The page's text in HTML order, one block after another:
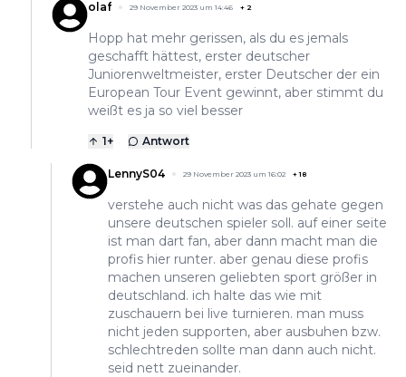
olaf 29 November 2023 um 14:46 + 2
Hopp hat mehr gerissen, als du es jemals
geschafft hättest, erster deutscher
Juniorenweltmeister, erster Deutscher der ein
European Tour Event gewinnt, aber stimmt du
weißt es ja so viel besser
1+ Antwort
LennyS04 29 November 2023 um 16:02 +18
verstehe auch nicht was das gehate gegen
unsere deutschen spieler soll. auf einer seite
ist man dart fan, aber dann macht man die
profis hier runter. aber genau diese profis
machen unseren geliebten sport größer in
deutschland. ich halte das wie mit
zuschauern bei live turnieren. man muss
nicht jeden supporten, aber ausbuhen bzw.
schlechtreden sollte man dann auch nicht.
seid nett zueinander.